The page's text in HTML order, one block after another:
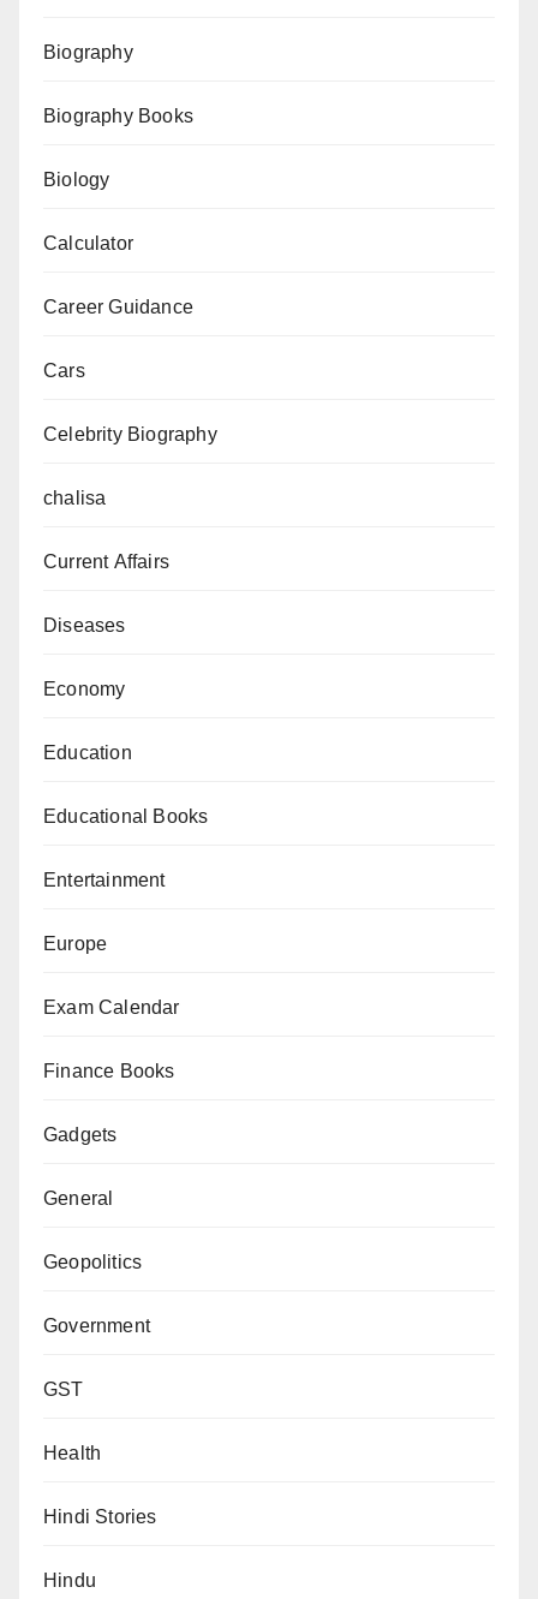
Biography
Biography Books
Biology
Calculator
Career Guidance
Cars
Celebrity Biography
chalisa
Current Affairs
Diseases
Economy
Education
Educational Books
Entertainment
Europe
Exam Calendar
Finance Books
Gadgets
General
Geopolitics
Government
GST
Health
Hindi Stories
Hindu